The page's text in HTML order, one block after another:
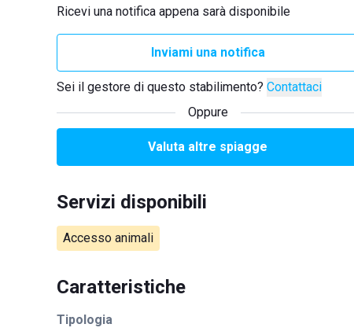
Ricevi una notifica appena sarà disponibile
Inviami una notifica
Sei il gestore di questo stabilimento? Contattaci
Oppure
Valuta altre spiagge
Servizi disponibili
Accesso animali
Caratteristiche
Tipologia